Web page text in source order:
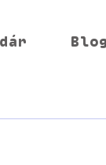
Blog